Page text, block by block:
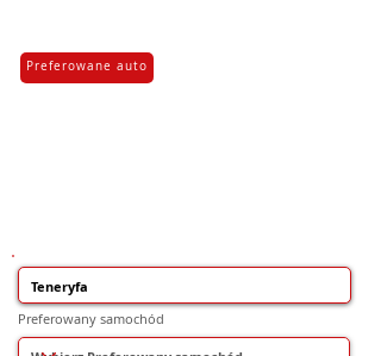
Preferowane auto
Preferowany samochód